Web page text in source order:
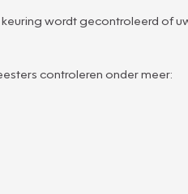
wordt gecontroleerd of
controleren onder meer: